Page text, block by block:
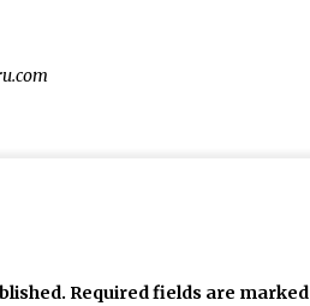
Required fields are marked